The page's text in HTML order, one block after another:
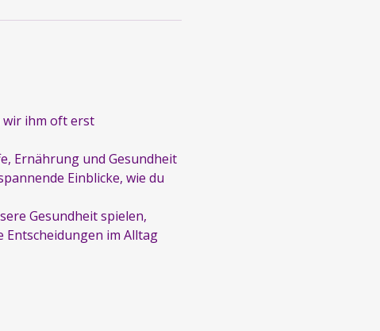
wir ihm oft erst
Ernährung und Gesundheit
Einblicke, wie du
Gesundheit spielen,
im Alltag